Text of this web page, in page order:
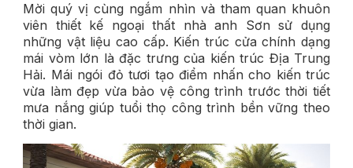
Mời quý vị cùng ngắm nhìn và tham quan khuôn
viên thiết kế ngoại thất nhà anh Sơn sử dụng
những vật liệu cao cấp. Kiến trúc cửa chính dạng
mái vòm lớn là đặc trưng của kiến trúc Địa Trung
Hải. Mái ngói đỏ tươi tạo điểm nhấn cho kiến trúc
vừa làm đẹp vừa bảo vệ công trình trước thời tiết
mưa nắng giúp tuổi thọ công trình bền vững theo
thời gian.